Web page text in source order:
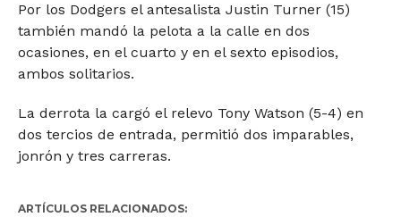
Por los Dodgers el antesalista Justin Turner (15)
también mandó la pelota a la calle en dos
ocasiones, en el cuarto y en el sexto episodios,
ambos solitarios.
La derrota la cargó el relevo Tony Watson (5-4) en
dos tercios de entrada, permitió dos imparables,
jonrón y tres carreras.
ARTÍCULOS RELACIONADOS: